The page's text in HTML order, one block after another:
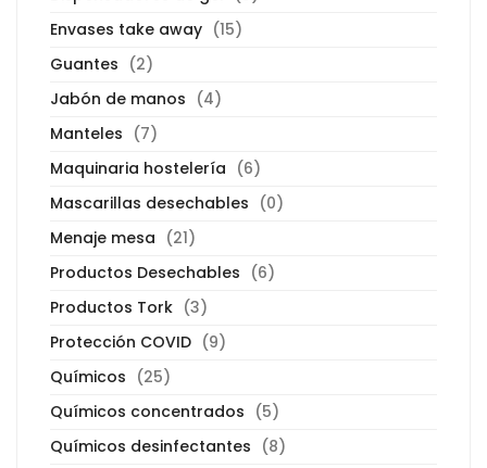
Envases take away (15)
Guantes (2)
Jabón de manos (4)
Manteles (7)
Maquinaria hostelería (6)
Mascarillas desechables (0)
Menaje mesa (21)
Productos Desechables (6)
Productos Tork (3)
Protección COVID (9)
Químicos (25)
Químicos concentrados (5)
Químicos desinfectantes (8)